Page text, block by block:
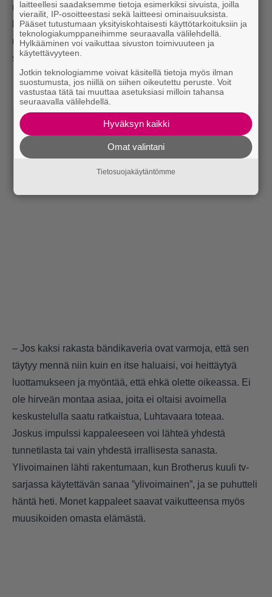
musiikki kuulostaa aidosti heiltä. Aina muusikoiden
keskinäiset visiot eivät automaattisesti kohtaa, mutta
mitään niin repivää ristiriitaa ei ole tullut vastaan, etteikö
siitä olisi neuvottelemalla selvitty.
– Jos kaksi rakasta bändikaveria ovat varmoja, että sen
täytyy mennä niin kuin en itse haluaisi, voi heittäytyä
luottamukseen ja myöntää, että ehkä olette oikeassa. Ei
ole hirveän montaa asiaa, joita ei oltaisi avoimella
keskustelulla saatu ratkaistua, Luhtavaara toteaa.
Joskus impulssi kappaleeseen voi lähteä yhdestä
tunnetilasta tai vain yhdestä irrallisesta sanasta.
Ylivoimainen lähti rakentumaan, kun Brotherus kuuli tv-
sarjassa käytettävän sanaa ”ylivoimainen”, ja se puhutteli
häntä heti. Monet kappaleet saavat vaikutteensa myös
muusikoiden omasta elämästä.
laitteellesi saadaksemme tietoja esimerkiksi sivuista, joilla
vierailit, IP-osoitteestasi sekä laitteesi ominaisuuksista.
Pääset tutustumaan yksityiskohtaisesti käyttötarkoituksiin ja
teknologiakumppaneihimme seuraavalla välilehdellä.
Hylkääminen voi vaikuttaa sivuston toimivuuteen ja
käytettävyyteen.
Jotkin teknologiamme voivat käsitellä tietoja myös ilman
suostumusta, jos niillä on siihen oikeutettu peruste. Voit
vastustaa tätä tai muuttaa asetuksiasi milloin tahansa
seuraavalla välilehdellä.
Hyväksyn kaikki
Omat valintani
Tietosuojakäytäntömme